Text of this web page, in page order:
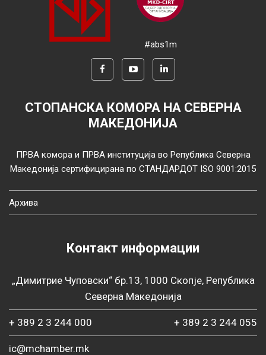
#abs1m
СТОПАНСКА КОМОРА НА СЕВЕРНА
МАКЕДОНИЈА
ПРВА комора и ПРВА институција во Република Северна
Македонија сертифицирана по СТАНДАРДОТ ISO 9001:2015
Архива
Контакт информации
„Димитрие Чуповски“ бр.13, 1000 Скопје, Република
Северна Македонија
+ 389 2 3 244 000 + 389 2 3 244 055
ic@mchamber.mk